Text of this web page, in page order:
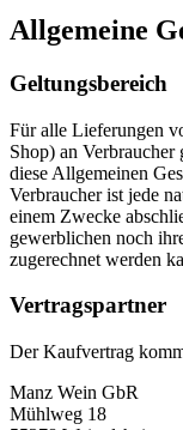
Allgemeine
Geltungsbereich
Für alle Lieferungen
Shop) an Verbraucher
diese Allgemeinen
Verbraucher ist jede
einem Zwecke
gewerblichen noch
zugerechnet werden
Vertragspartner
Der Kaufvertrag
Manz Wein GbR
Mühlweg 18